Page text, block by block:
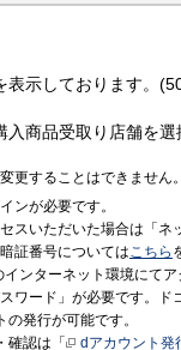
表示しております。
商品受取り店舗を選
更することはできません。
ンが必要です。
スいただいた場合は「
証番号についてはこちら
ンターネット環境にて
ワード」が必要です。ド
発行が可能です。
確認は「
dアカウント発